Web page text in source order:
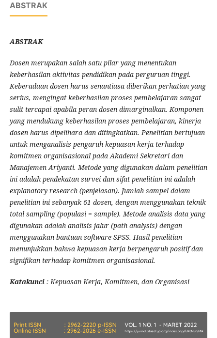
ABSTRAK
ABSTRAK
Dosen merupakan salah satu pilar yang menentukan
keberhasilan aktivitas pendidikan pada perguruan tinggi.
Keberadaan dosen harus senantiasa diberikan perhatian yang
serius, mengingat keberhasilan proses pembelajaran sangat
sulit tercapai apabila peran dosen dimarginalkan. Komponen
yang mendukung keberhasilan proses pembelajaran, kinerja
dosen harus dipelihara dan ditingkatkan. Penelitian bertujuan
untuk menganalisis pengaruh kepuasan kerja terhadap
komitmen organisasional pada Akademi Sekretari dan
Manajemen Ariyanti. Metode yang digunakan dalam penelitian
ini adalah pendekatan survei dan sifat penelitian ini adalah
explanatory research (penjelasan). Jumlah sampel dalam
penelitian ini sebanyak 61 dosen, dengan menggunakan teknik
total sampling (populasi = sample). Metode analisis data yang
digunakan adalah analisis jalur (path analysis) dengan
menggunakan bantuan software SPSS. Hasil penelitian
menunjukkan bahwa kepuasan kerja berpengaruh positif dan
signifikan terhadap komitmen organisasional.
Katakunci: Kepuasan Kerja, Komitmen, dan Organisasi